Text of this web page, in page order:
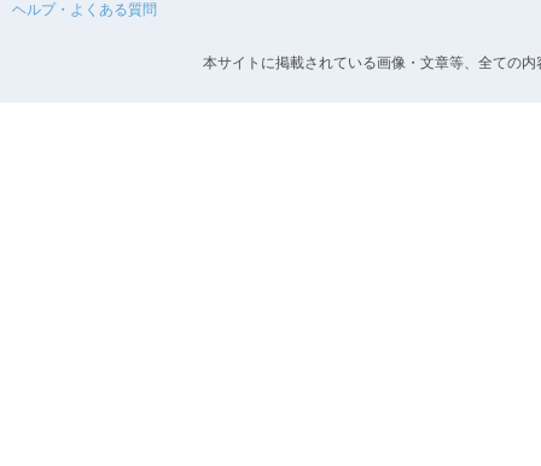
ヘルプ・よくある質問
本サイトに掲載されている画像・文章等、全ての